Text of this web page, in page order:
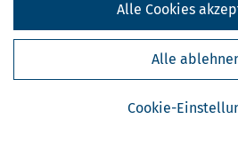
Cookie-
Alle
Alle Cookies
Steuertipps Selbstständige
Ja, ich möchte die kostenlosen Newsletter
Datenschutzhinweisehabe ich gelesen.
Meine Einwilligung kann ich jederzeit durch